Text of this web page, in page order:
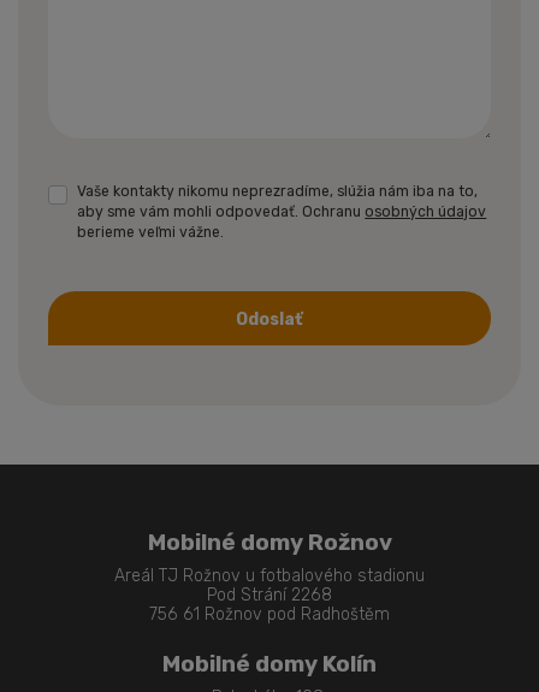
Vaše kontakty nikomu neprezradíme, slúžia nám iba na to,
aby sme vám mohli odpovedať. Ochranu osobných údajov
berieme veľmi vážne.
Odoslať
Mobilné domy Rožnov
Areál TJ Rožnov u fotbalového stadionu
Pod Strání 2268
756 61 Rožnov pod Radhoštěm
Mobilné domy Kolín